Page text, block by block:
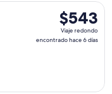
$543
Viaje
redondo,
$543
Viaje redondo
encontrado hace 6 días
el mar, 8 sept.